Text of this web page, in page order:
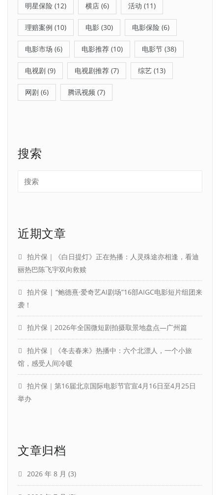
明星保险 (12) 横店 (6) 活动 (11)
理赔案例 (10) 电影 (30) 电影保险 (6)
电影市场 (6) 电影推荐 (10) 电影节 (38)
电视剧 (9) 电视剧推荐 (7) 综艺 (13)
网剧 (6) 腾讯视频 (7)
搜索
近期文章
拍片保｜《白日提灯》正在热播：人灵殊途亦相逢，看迪
丽热巴陈飞宇双向救赎
拍片保 | “鲍德熹·爱奇艺AI剧场”16部AIGC电影短片组团来
袭！
拍片保｜2026年全国微短剧拍摄取景地盘点—广州篇
拍片保｜《冬去春来》热播中：六个北漂人，一个小旅
馆，感受人间冷暖
拍片保｜第16届北京国际电影节官宣4月16日至4月25日
举办
文章归档
2026 年 8 月 (3)